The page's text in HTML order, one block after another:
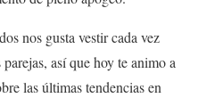
nos gusta vestir cada vez
así que hoy te animo a
las últimas tendencias en